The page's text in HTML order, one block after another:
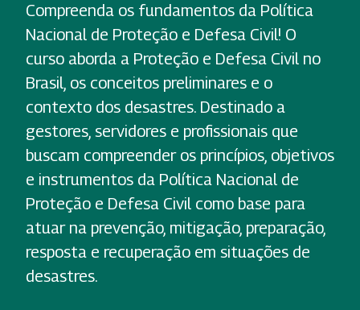
Compreenda os fundamentos da Política
Nacional de Proteção e Defesa Civil! O
curso aborda a Proteção e Defesa Civil no
Brasil, os conceitos preliminares e o
contexto dos desastres. Destinado a
gestores, servidores e profissionais que
buscam compreender os princípios, objetivos
e instrumentos da Política Nacional de
Proteção e Defesa Civil como base para
atuar na prevenção, mitigação, preparação,
resposta e recuperação em situações de
desastres.